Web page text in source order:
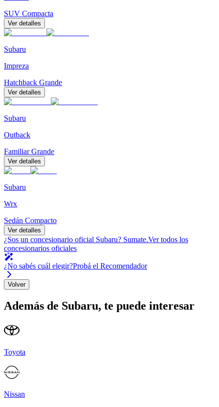
SUV Compacta
Ver detalles
Subaru
Impreza
Hatchback Grande
Ver detalles
Subaru
Outback
Familiar Grande
Ver detalles
Subaru
Wrx
Sedán Compacto
Ver detalles
¿Sos un concesionario oficial Subaru? Sumate.Ver todos los
concesionarios oficiales
¿No sabés cuál elegir?Probá el Recomendador
Volver
Además de Subaru, te puede interesar
Toyota
Nissan